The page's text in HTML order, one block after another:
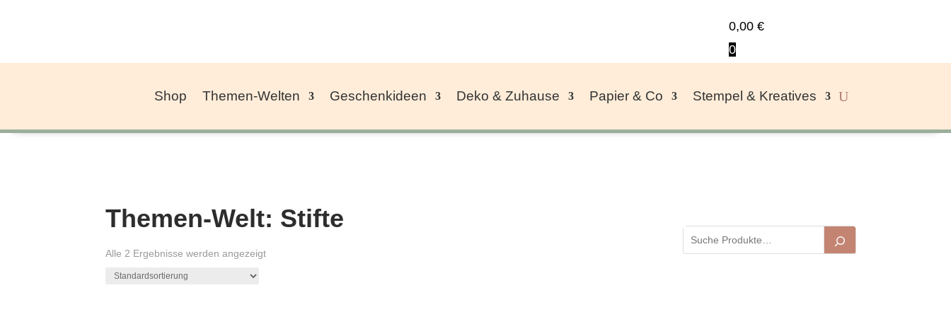
0,00€
0
Shop Themen-Welten Geschenkideen Deko & Zuhause Papier & Co Stempel & Kreatives
Themen-Welt: Stifte
Alle 2 Ergebnisse werden angezeigt